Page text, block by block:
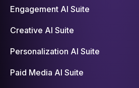
Engagement AI Suite
Creative AI Suite
Personalization AI Suite
Paid Media AI Suite